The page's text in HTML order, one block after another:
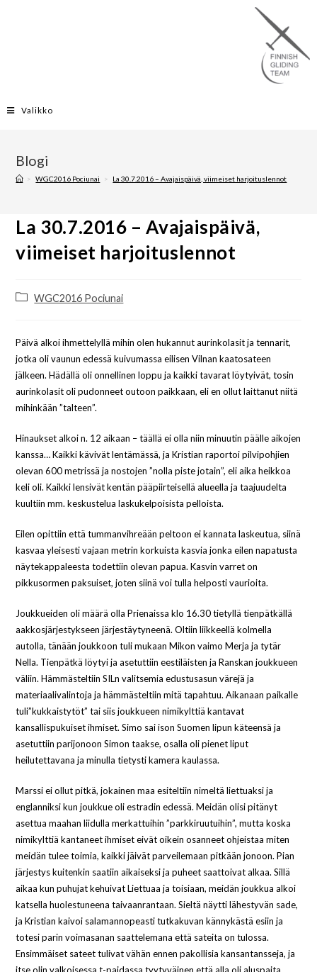
Valikko
Blogi
> WGC2016 Pociunai > La 30.7.2016 – Avajaispäivä, viimeiset harjoituslennot
La 30.7.2016 – Avajaispäivä,
viimeiset harjoituslennot
WGC2016 Pociunai
Päivä alkoi ihmettelyllä mihin olen hukannut aurinkolasit ja tennarit,
jotka oli vaunun edessä kuivumassa eilisen Vilnan kaatosateen
jälkeen. Hädällä oli onnellinen loppu ja kaikki tavarat löytyivät, tosin
aurinkolasit oli pudonneet outoon paikkaan, eli en ollut laittanut niitä
mihinkään ”talteen”.
Hinaukset alkoi n. 12 aikaan – täällä ei olla niin minuutin päälle aikojen
kanssa… Kaikki kävivät lentämässä, ja Kristian raportoi pilvipohjien
olevan 600 metrissä ja nostojen ”nolla piste jotain”, eli aika heikkoa
keli oli. Kaikki lensivät kentän pääpiirteisellä alueella ja taajuudelta
kuultiin mm. keskustelua laskukelpoisista pelloista.
Eilen opittiin että tummanvihreään peltoon ei kannata laskeutua, siinä
kasvaa yleisesti vajaan metrin korkuista kasvia jonka eilen napatusta
näytekappaleesta todettiin olevan papua. Kasvin varret on
pikkusormen paksuiset, joten siinä voi tulla helposti vaurioita.
Joukkueiden oli määrä olla Prienaissa klo 16.30 tietyllä tienpätkällä
aakkosjärjestykseen järjestäytyneenä. Oltiin liikkeellä kolmella
autolla, tänään joukkoon tuli mukaan Mikon vaimo Merja ja tytär
Nella. Tienpätkä löytyi ja asetuttiin eestiläisten ja Ranskan joukkueen
väliin. Hämmästeltiin SILn valitsemia edustusasun värejä ja
materiaalivalintoja ja hämmästeltiin mitä tapahtuu. Aikanaan paikalle
tuli”kukkaistytöt” tai siis joukkueen nimikylttiä kantavat
kansallispukuiset ihmiset. Simo sai ison Suomen lipun käteensä ja
asetuttiin parijonoon Simon taakse, osalla oli pienet liput
heilutettavana ja minulla tietysti kamera kaulassa.
Marssi ei ollut pitkä, jokainen maa esiteltiin nimeltä liettuaksi ja
englanniksi kun joukkue oli estradin edessä. Meidän olisi pitänyt
asettua maahan liidulla merkattuihin ”parkkiruutuihin”, mutta koska
nimikylttiä kantaneet ihmiset eivät oikein osanneet ohjeistaa miten
meidän tulee toimia, kaikki jäivät parveilemaan pitkään jonoon. Pian
järjestys kuitenkin saatiin aikaiseksi ja puheet saattoivat alkaa. Sillä
aikaa kun puhujat kehuivat Liettuaa ja toisiaan, meidän joukkua alkoi
katsella huolestuneena taivaanrantaan. Sieltä näytti lähestyvän sade,
ja Kristian kaivoi salamannopeasti tutkakuvan kännykästä esiin ja
totesi parin voimasanan saattelemana että sateita on tulossa.
Ensimmäiset sateet tulivat vähän ennen pakollisia kansantansseja, ja